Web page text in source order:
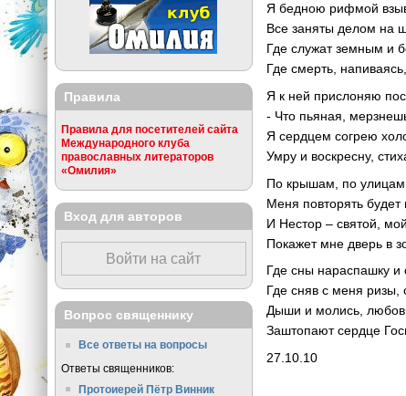
Я бедною рифмой
Все заняты делом на
Где служат земным и
Где смерть,
Я к ней прислоняю
- Что пьяная,
Я сердцем согрею
Умру и воскресну,
По крышам, по улицам
Меня повторять будет
И Нестор – святой,
Покажет мне дверь в
Где сны нараспашку и
Где сняв с меня ризы,
Дыши и молись,
Заштопают сердце
27.10.10
Правила
Правила для посетителей сайта
Международного клуба
православных литераторов
«Омилия»
Вход для авторов
Войти на сайт
Вопрос священнику
Все ответы на вопросы
Ответы священников:
Протоиерей Пётр Винник